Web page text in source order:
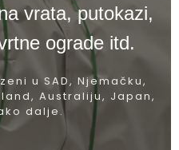
vrata, putokazi,
ograde itd.
u SAD, Njemačku,
Australiju, Japan,
dalje.